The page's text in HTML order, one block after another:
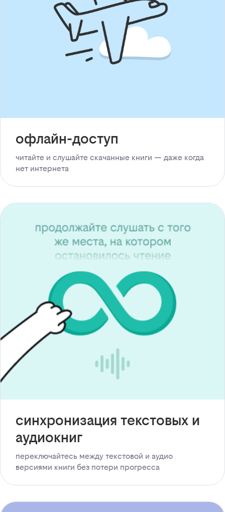
офлайн-доступ
читайте и слушайте скачанные книги — даже когда
нет интернета
синхронизация текстовых и
аудиокниг
переключайтесь между текстовой и аудио
версиями книги без потери прогресса